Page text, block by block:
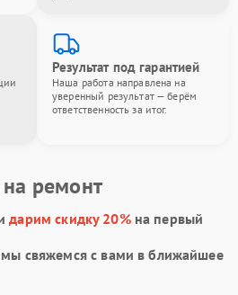
Результат под гарантией
Наша работа направлена на
уверенный результат — берём
ответственность за итог.
на ремонт
дарим скидку 20%на первый
свяжемся с вами в ближайшее